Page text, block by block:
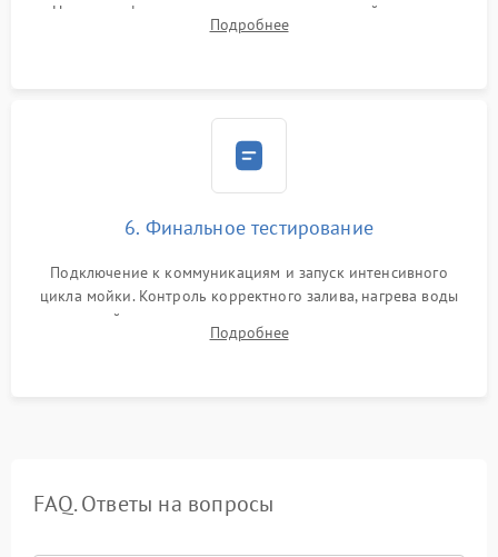
Надежная фиксация хомутов гидравлической системы,
сборка корпуса и установка датчика поплавка.
Подробнее
6. Финальное тестирование
Подключение к коммуникациям и запуск интенсивного
цикла мойки. Контроль корректного залива, нагрева воды
до нужной температуры, отсутствия посторонних шумов,
штатного слива и абсолютной сухости в поддоне.
Подробнее
FAQ. Ответы на вопросы